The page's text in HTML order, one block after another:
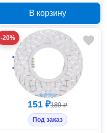
6 Вт 4000 К никель
IT8795
В корзину
-20%
151 ₽189 ₽
Под заказ